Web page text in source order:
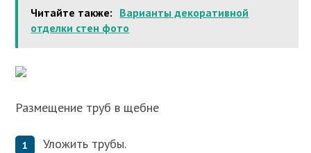
Читайте также: Варианты декоративной
отделки стен фото
Размещение труб в щебне
Уложить трубы.